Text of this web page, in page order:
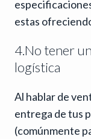
estas
4.No tener
logística
Al hablar de
entrega de tus
(comúnmente